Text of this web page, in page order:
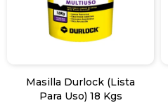
Masilla Durlock (Lista
Para Uso) 18 Kgs